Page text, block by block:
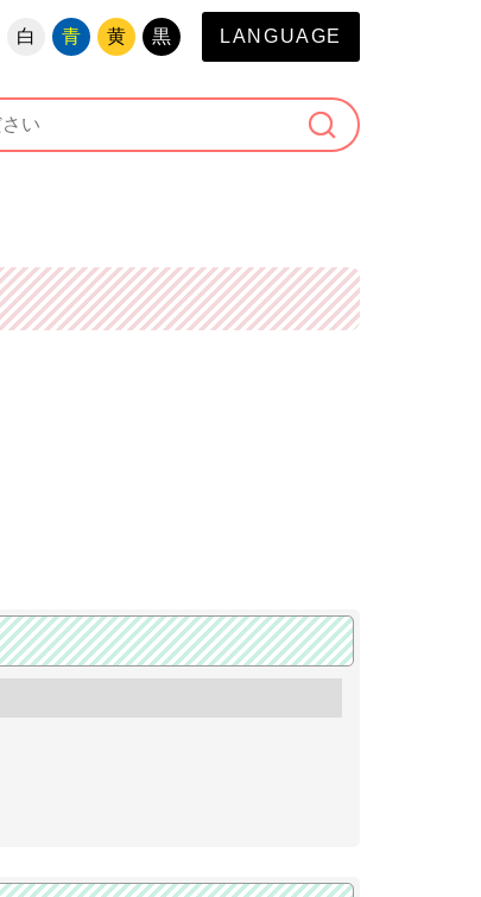
白 青 黄 黒 LANGUAGE